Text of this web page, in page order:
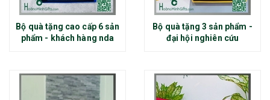
Bộ quà tặng cao cấp 6 sản
phẩm - khách hàng nda
Bộ quà tặng 3 sản phẩm -
đại hội nghiên cứu